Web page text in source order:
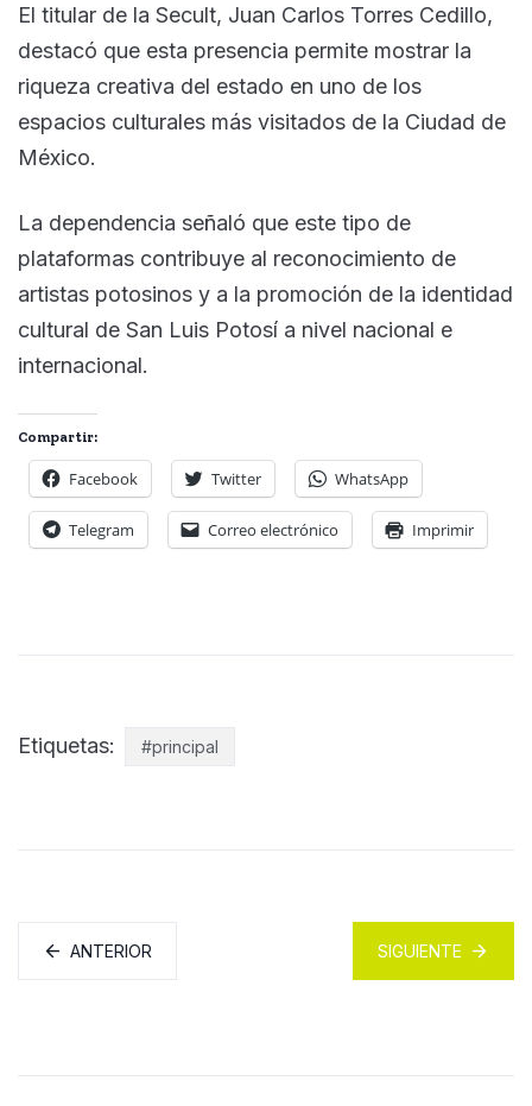
El titular de la Secult, Juan Carlos Torres Cedillo,
destacó que esta presencia permite mostrar la
riqueza creativa del estado en uno de los
espacios culturales más visitados de la Ciudad de
México.
La dependencia señaló que este tipo de
plataformas contribuye al reconocimiento de
artistas potosinos y a la promoción de la identidad
cultural de San Luis Potosí a nivel nacional e
internacional.
Compartir:
Facebook Twitter WhatsApp
Telegram Correo electrónico Imprimir
Etiquetas: #principal
ANTERIOR SIGUIENTE